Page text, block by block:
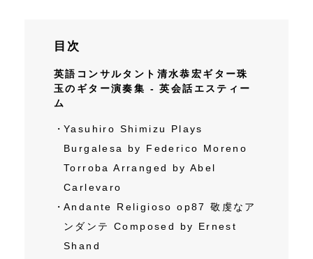
お問い合わせ
目次
英語コンサルタント清水恭宏ギター珠
玉のギター演奏集 - 英会話エスティー
ム
Yasuhiro Shimizu Plays
Burgalesa by Federico Moreno
Torroba Arranged by Abel
Carlevaro
Andante Religioso op87 敬虔なア
ンダンテ Composed by Ernest
Shand